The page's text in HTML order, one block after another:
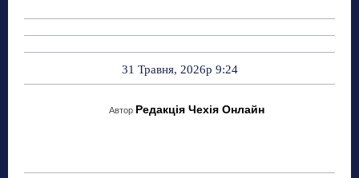
31 Травня, 2026р 9:24
Автор Редакція Чехія Онлайн